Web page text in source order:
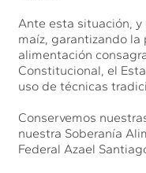
Ante esta situación,
maíz, garantizando
alimentación
Constitucional, el
uso de técnicas
Conservemos
nuestra Soberanía
Federal Azael